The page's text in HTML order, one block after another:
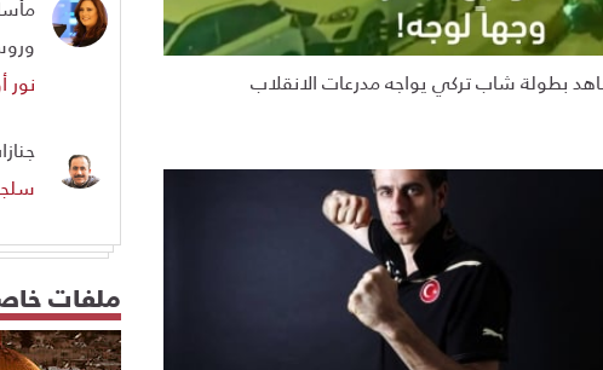
بطولة شاب تركي يواجه مدرعات الانقلاب
نور
ملفات